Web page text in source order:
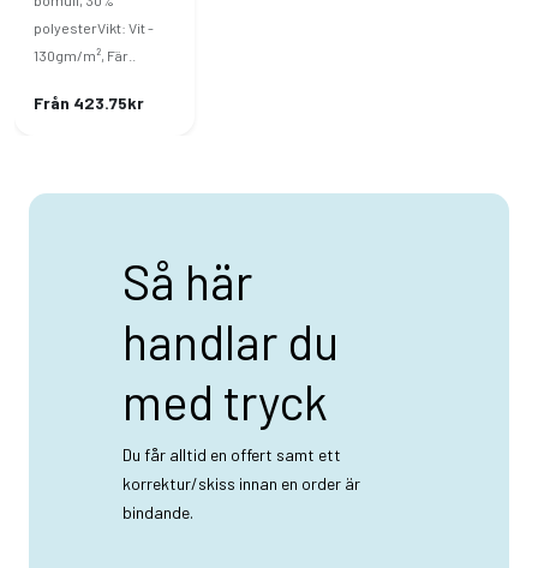
polyesterVikt: Vit -
130gm/m², Fär..
Från 423.75kr
Så här
handlar du
med tryck
Du får alltid en offert samt ett
korrektur/skiss innan en order är
bindande.